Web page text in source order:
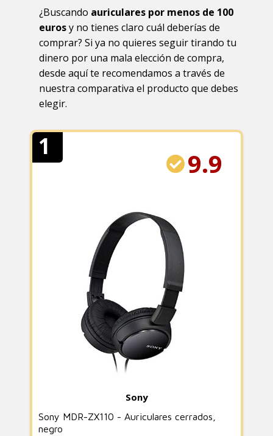
¿Buscando auriculares por menos de 100
eurosy no tienes claro cuál deberías de
comprar? Si ya no quieres seguir tirando tu
dinero por una mala elección de compra,
desde aquí te recomendamos a través de
nuestra comparativa el producto que debes
elegir.
1
9.9
Sony
Sony MDR-ZX110 - Auriculares cerrados,
negro